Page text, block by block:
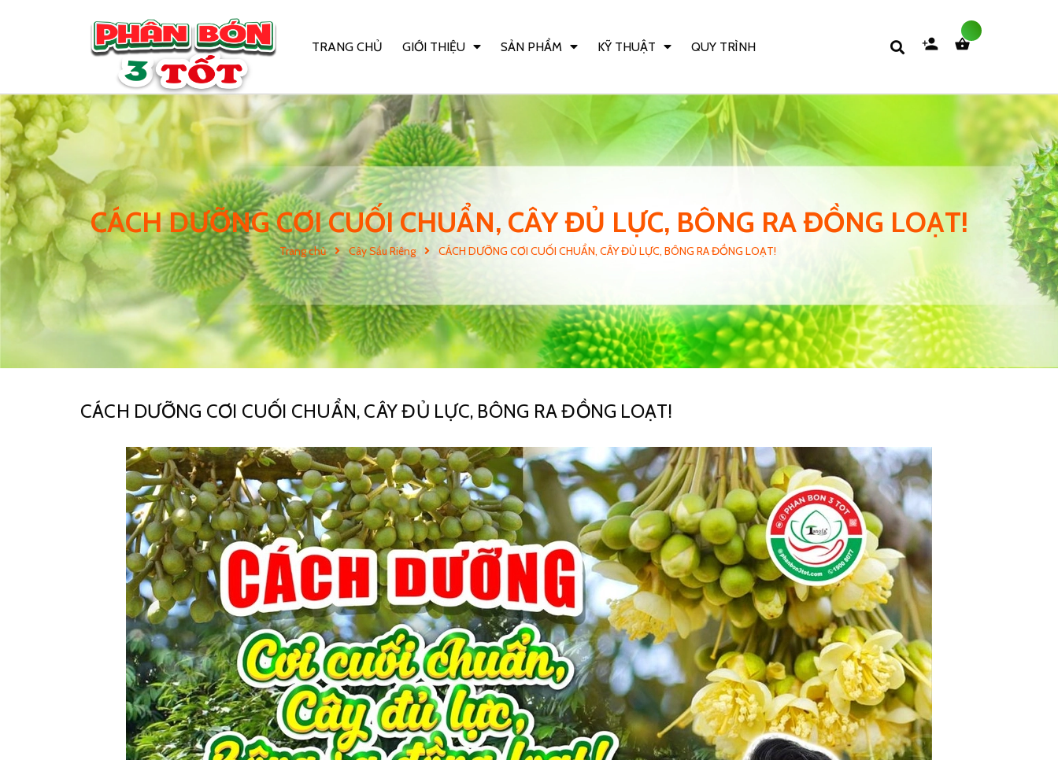
TRANG CHỦ GIỚI THIỆU SẢN PHẨM KỸ THUẬT QUY TRÌNH
CÁCH DƯỠNG CƠI CUỐI CHUẨN, CÂY ĐỦ LỰC, BÔNG RA ĐỒNG LOẠT!
Trang chủ Cây Sầu Riêng CÁCH DƯỠNG CƠI CUỐI CHUẨN, CÂY ĐỦ LỰC, BÔNG RA ĐỒNG LOẠT!
CÁCH DƯỠNG CƠI CUỐI CHUẨN, CÂY ĐỦ LỰC, BÔNG RA ĐỒNG LOẠT!